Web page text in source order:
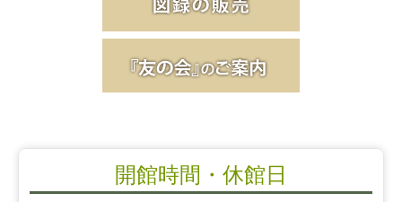
開館時間・休館日